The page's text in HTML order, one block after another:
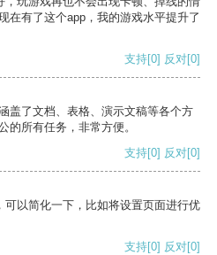
在有了这个app，我的游戏水平提升了
支持[0] 反对[0]
盖了文档、表格、演示文稿等各个方
的所有任务，非常方便。
支持[0] 反对[0]
以简化一下，比如将设置页面进行优
支持[0] 反对[0]